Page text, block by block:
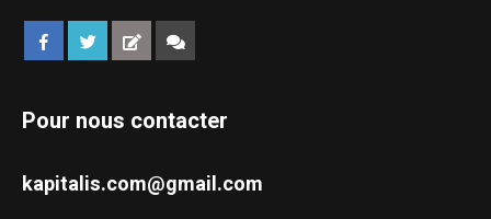
Pour nous contacter
kapitalis.com@gmail.com